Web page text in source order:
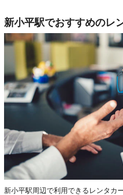
新小平駅でおすすめのレ
新小平駅周辺で利用できるレンタカ